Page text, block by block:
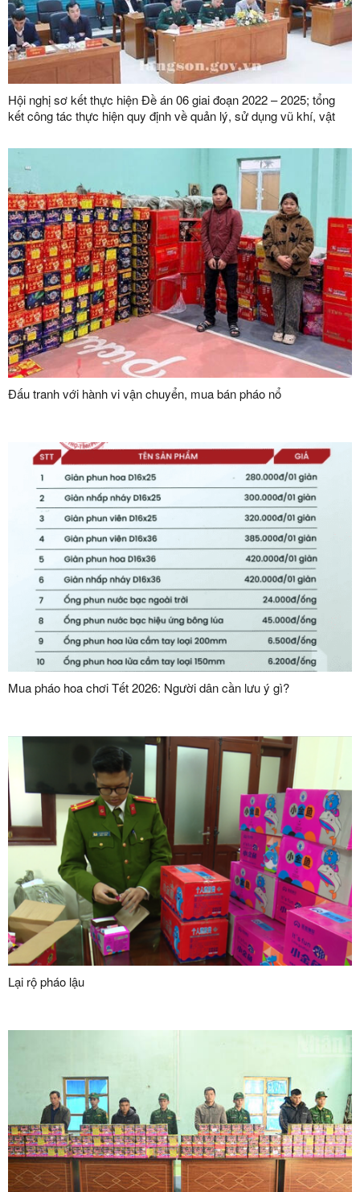
Hội nghị sơ kết thực hiện Đề án 06 giai đoạn 2022 – 2025; tổng
kết công tác thực hiện quy định về quản lý, sử dụng vũ khí, vật
ninh Tổ quốc năm 2025
Đấu tranh với hành vi vận chuyển, mua bán pháo nổ
Mua pháo hoa chơi Tết 2026: Người dân cần lưu ý gì?
Lại rộ pháo lậu